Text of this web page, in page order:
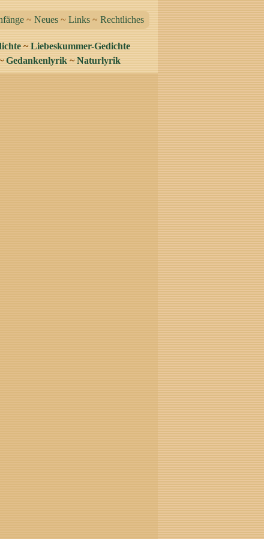
~ Neues ~ Links ~ Rechtliches
~ Liebeskummer-Gedichte
Gedankenlyrik ~ Naturlyrik